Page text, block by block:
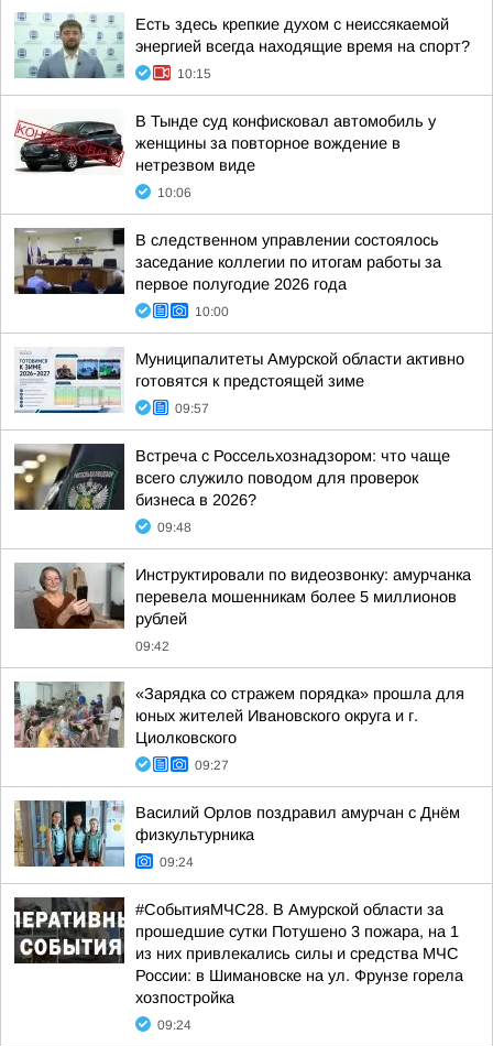
Есть здесь крепкие духом с неиссякаемой
энергией всегда находящие время на спорт?
10:15
В Тынде суд конфисковал автомобиль у
женщины за повторное вождение в
нетрезвом виде
10:06
В следственном управлении состоялось
заседание коллегии по итогам работы за
первое полугодие 2026 года
10:00
Муниципалитеты Амурской области активно
готовятся к предстоящей зиме
09:57
Встреча с Россельхознадзором: что чаще
всего служило поводом для проверок
бизнеса в 2026?
09:48
Инструктировали по видеозвонку: амурчанка
перевела мошенникам более 5 миллионов
рублей
09:42
«Зарядка со стражем порядка» прошла для
юных жителей Ивановского округа и г.
Циолковского
09:27
Василий Орлов поздравил амурчан с Днём
физкультурника
09:24
#СобытияМЧС28. В Амурской области за
прошедшие сутки Потушено 3 пожара, на 1
из них привлекались силы и средства МЧС
России: в Шимановске на ул. Фрунзе горела
хозпостройка
09:24